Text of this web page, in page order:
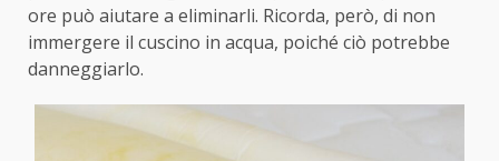
ore può aiutare a eliminarli. Ricorda, però, di non
immergere il cuscino in acqua, poiché ciò potrebbe
danneggiarlo.